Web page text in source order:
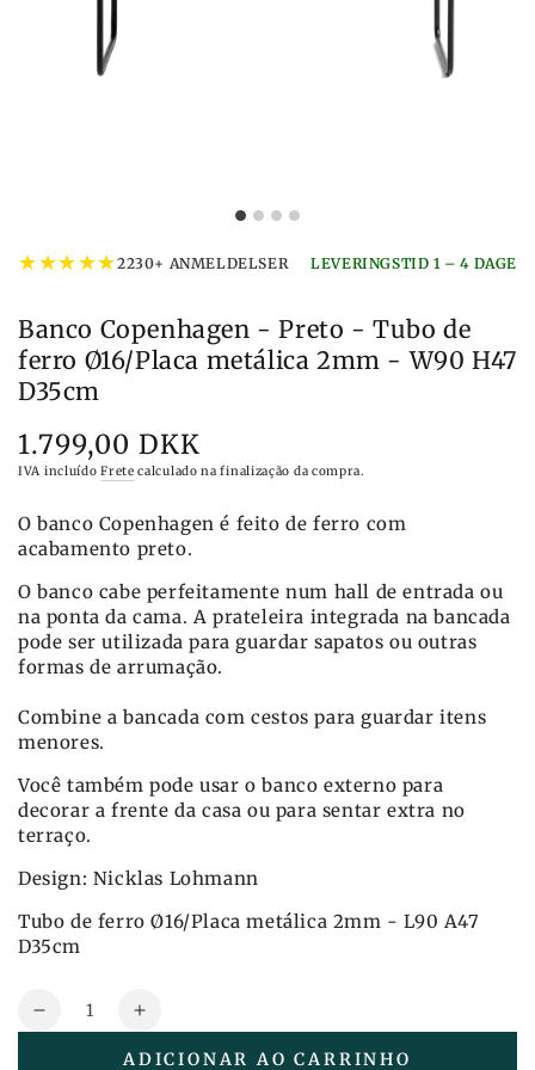
★★★★★2230+ ANMELDELSER LEVERINGSTID 1 – 4 DAGE
Banco Copenhagen - Preto - Tubo de
ferro Ø16/Placa metálica 2mm - W90 H47
D35cm
Preço
1.799,00 DKK
IVA incluídoFrete calculado na finalização da compra.
O banco Copenhagen é feito de ferro com
acabamento preto.
O banco cabe perfeitamente num hall de entrada ou
na ponta da cama. A prateleira integrada na bancada
pode ser utilizada para guardar sapatos ou outras
formas de arrumação.
Combine a bancada com cestos para guardar itens
menores.
Você também pode usar o banco externo para
decorar a frente da casa ou para sentar extra no
terraço.
Design: Nicklas Lohmann
Tubo de ferro Ø16/Placa metálica 2mm - L90 A47
D35cm
Quantidade
Reduza
Aumente
ADICIONAR AO CARRINHO